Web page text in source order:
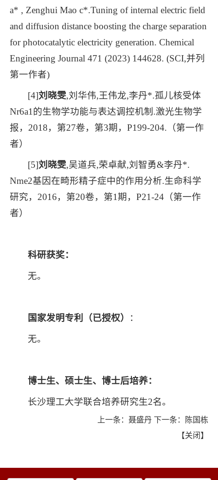
a* , Zenghui Mao c*.Tuning of internal electric field
and diffusion distance boosting the charge separation
for photocatalytic electricity generation. Chemical
Engineering Journal 471 (2023) 144628. (SCI,并列
第一作者)
[4]刘晓雯,刘华伟,王伟龙,李丹*.孤儿核受体
Nr6a1的生物学功能与表达调控机制.激光生物学
报，2018，第27卷，第3期，P199-204.（第一作
者）
[5]刘晓雯,吴道兵,荣卓献,刘智勇&李丹*.
Nme2基因在畸形精子症中的作用分析.生命科学
研究，2016，第20卷，第1期，P21-24（第一作
者）
科研获奖：
无。
国家发明专利（已授权） ：
无。
博士生、硕士生、博士后培养：
长沙理工大学联合培养研究生2名。
上一条： 聂盛丹 下一条：
陈国栋
【关闭 】